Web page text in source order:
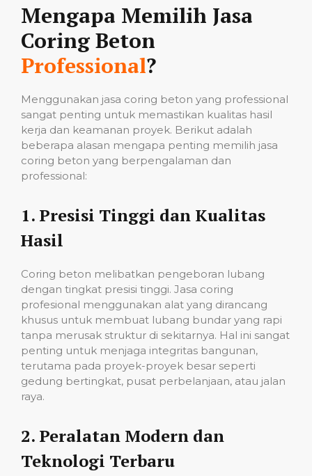
Mengapa Memilih Jasa
Coring Beton
Professional?
Menggunakan jasa coring beton yang professional
sangat penting untuk memastikan kualitas hasil
kerja dan keamanan proyek. Berikut adalah
beberapa alasan mengapa penting memilih jasa
coring beton yang berpengalaman dan
professional:
1. Presisi Tinggi dan Kualitas
Hasil
Coring beton melibatkan pengeboran lubang
dengan tingkat presisi tinggi. Jasa coring
profesional menggunakan alat yang dirancang
khusus untuk membuat lubang bundar yang rapi
tanpa merusak struktur di sekitarnya. Hal ini sangat
penting untuk menjaga integritas bangunan,
terutama pada proyek-proyek besar seperti
gedung bertingkat, pusat perbelanjaan, atau jalan
raya.
2. Peralatan Modern dan
Teknologi Terbaru